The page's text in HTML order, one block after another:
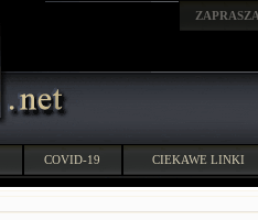
COVID-19 CIEKAWE LINKI